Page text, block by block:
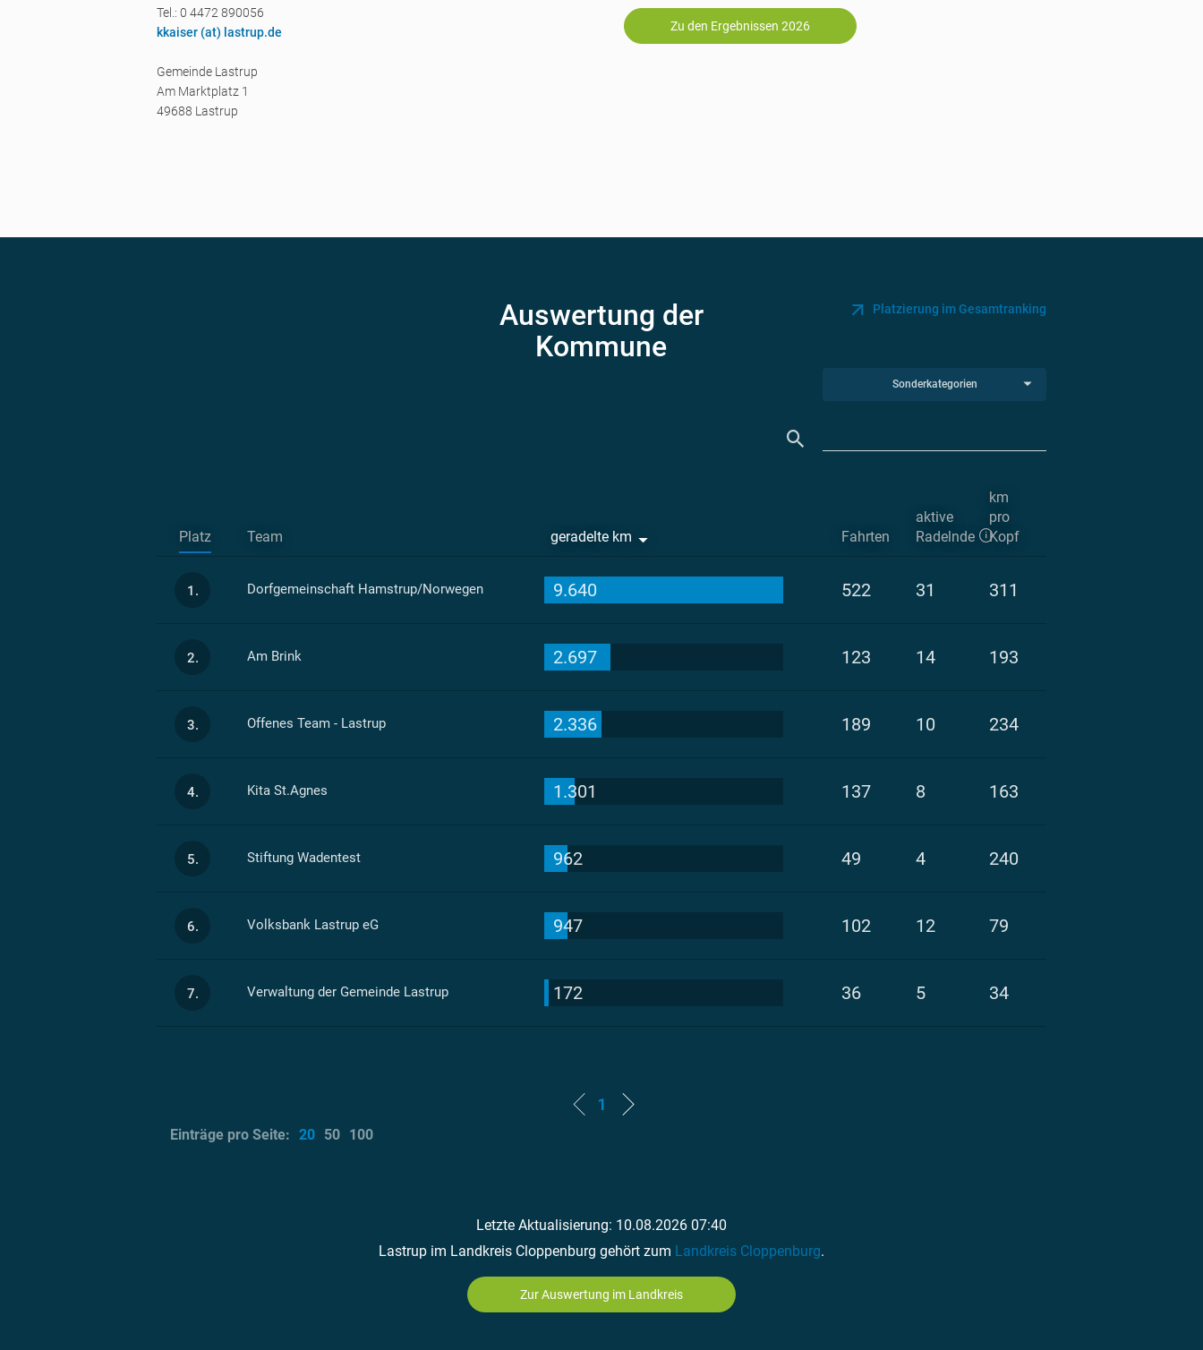
Tel.: 0 4472 890056
kkaiser (at) lastrup.de
Gemeinde Lastrup
Am Marktplatz 1
49688 Lastrup
Zu den Ergebnissen 2026
Auswertung der
Kommune
Platzierung im Gesamtranking
Sonderkategorien
Platz Team geradelte km Fahrten
aktive
Radelnde
km
pro
Kopf
1. Dorfgemeinschaft Hamstrup/Norwegen 9.640 522 31 311
2. Am Brink 2.697 123 14 193
3. Offenes Team - Lastrup 2.336 189 10 234
4. Kita St.Agnes 1.301 137 8 163
5. Stiftung Wadentest 962 49 4 240
6. Volksbank Lastrup eG 947 102 12 79
7. Verwaltung der Gemeinde Lastrup 172 36 5 34
1
Letzte Aktualisierung: 10.08.2026 07:40
Einträge pro Seite: 20 50 100
Lastrup im Landkreis Cloppenburg gehört zum Landkreis Cloppenburg.
Zur Auswertung im Landkreis